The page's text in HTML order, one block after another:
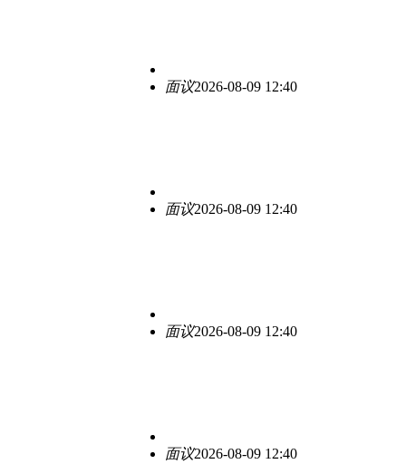
面议2026-08-09 12:40
面议2026-08-09 12:40
面议2026-08-09 12:40
面议2026-08-09 12:40